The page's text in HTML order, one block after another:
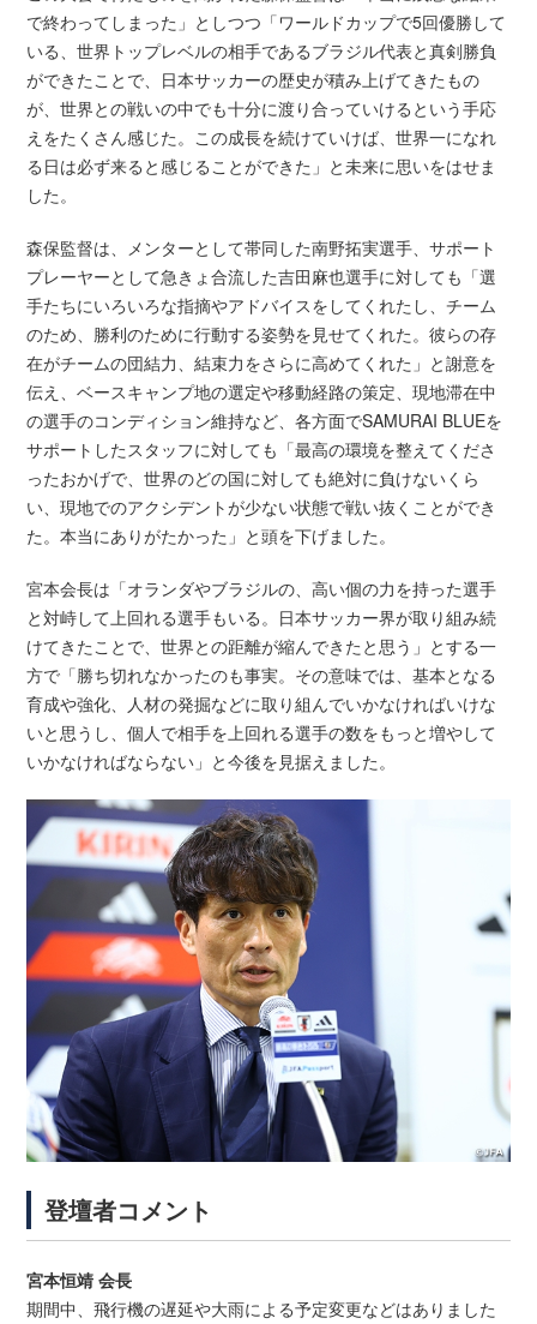
で終わってしまった」としつつ「ワールドカップで5回優勝して
いる、世界トップレベルの相手であるブラジル代表と真剣勝負
ができたことで、日本サッカーの歴史が積み上げてきたもの
が、世界との戦いの中でも十分に渡り合っていけるという手応
えをたくさん感じた。この成長を続けていけば、世界一になれ
る日は必ず来ると感じることができた」と未来に思いをはせま
した。
森保監督は、メンターとして帯同した南野拓実選手、サポート
プレーヤーとして急きょ合流した吉田麻也選手に対しても「選
手たちにいろいろな指摘やアドバイスをしてくれたし、チーム
のため、勝利のために行動する姿勢を見せてくれた。彼らの存
在がチームの団結力、結束力をさらに高めてくれた」と謝意を
伝え、ベースキャンプ地の選定や移動経路の策定、現地滞在中
の選手のコンディション維持など、各方面でSAMURAI BLUEを
サポートしたスタッフに対しても「最高の環境を整えてくださ
ったおかげで、世界のどの国に対しても絶対に負けないくら
い、現地でのアクシデントが少ない状態で戦い抜くことができ
た。本当にありがたかった」と頭を下げました。
宮本会長は「オランダやブラジルの、高い個の力を持った選手
と対峙して上回れる選手もいる。日本サッカー界が取り組み続
けてきたことで、世界との距離が縮んできたと思う」とする一
方で「勝ち切れなかったのも事実。その意味では、基本となる
育成や強化、人材の発掘などに取り組んでいかなければいけな
いと思うし、個人で相手を上回れる選手の数をもっと増やして
いかなければならない」と今後を見据えました。
登壇者コメント
宮本恒靖 会長
期間中、飛行機の遅延や大雨による予定変更などはありました